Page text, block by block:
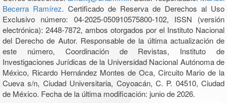
Becerra Ramírez. Certificado de Reserva de Derechos al Uso
Exclusivo número: 04-2025-050910575800-102, ISSN (versión
electrónica): 2448-7872, ambos otorgados por el Instituto Nacional
del Derecho de Autor. Responsable de la última actualización de
este número, Coordinación de Revistas, Instituto de
Investigaciones Jurídicas de la Universidad Nacional Autónoma de
México, Ricardo Hernández Montes de Oca, Circuito Mario de la
Cueva s/n, Ciudad Universitaria, Coyoacán, C. P. 04510, Ciudad
de México. Fecha de la última modificación: junio de 2026.